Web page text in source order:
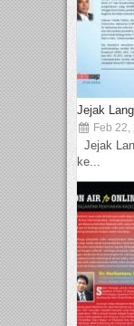
Jejak
Feb 22,
Jejak
ke...